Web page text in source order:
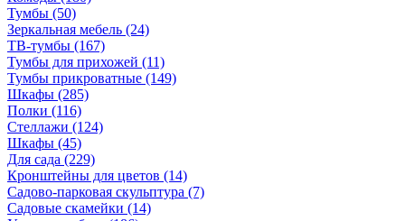
Тумбы (50)
Зеркальная мебель (24)
ТВ-тумбы (167)
Тумбы для прихожей (11)
Тумбы прикроватные (149)
Шкафы (285)
Полки (116)
Стеллажи (124)
Шкафы (45)
Для сада (229)
Кронштейны для цветов (14)
Садово-парковая скульптура (7)
Садовые скамейки (14)